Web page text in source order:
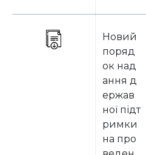
Новий
поряд
ок над
ання д
ержав
ної підт
римки
на про